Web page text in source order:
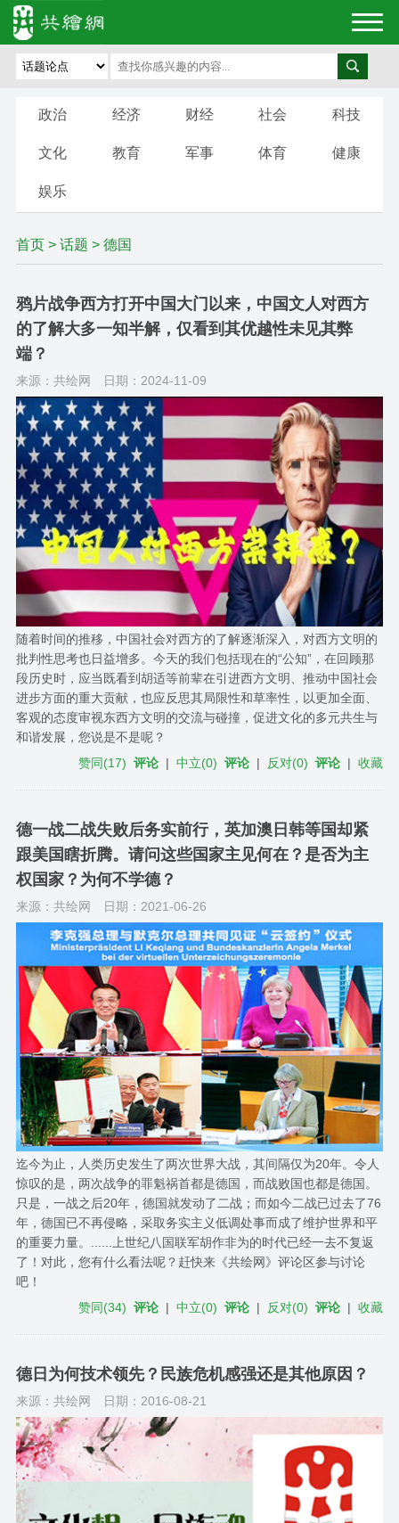
政治 经济 财经 社会 科技
文化 教育 军事 体育 健康
娱乐
首页> 话题 > 德国
鸦片战争西方打开中国大门以来，中国文人对西方
的了解大多一知半解，仅看到其优越性未见其弊
端？
来源：共绘网 日期：2024-11-09
随着时间的推移，中国社会对西方的了解逐渐深入，对西方文明的
批判性思考也日益增多。今天的我们包括现在的“公知”，在回顾那
段历史时，应当既看到胡适等前辈在引进西方文明、推动中国社会
进步方面的重大贡献，也应反思其局限性和草率性，以更加全面、
客观的态度审视东西方文明的交流与碰撞，促进文化的多元共生与
和谐发展，您说是不是呢？
赞同(17) 评论 |中立(0) 评论 | 反对(0) 评论 |收藏
德一战二战失败后务实前行，英加澳日韩等国却紧
跟美国瞎折腾。请问这些国家主见何在？是否为主
权国家？为何不学德？
来源：共绘网 日期：2021-06-26
迄今为止，人类历史发生了两次世界大战，其间隔仅为20年。令人
惊叹的是，两次战争的罪魁祸首都是德国，而战败国也都是德国。
只是，一战之后20年，德国就发动了二战；而如今二战已过去了76
年，德国已不再侵略，采取务实主义低调处事而成了维护世界和平
的重要力量。......上世纪八国联军胡作非为的时代已经一去不复返
了！对此，您有什么看法呢？赶快来《共绘网》评论区参与讨论
吧！
赞同(34) 评论 |中立(0) 评论 | 反对(0) 评论 |收藏
德日为何技术领先？民族危机感强还是其他原因？
来源：共绘网 日期：2016-08-21